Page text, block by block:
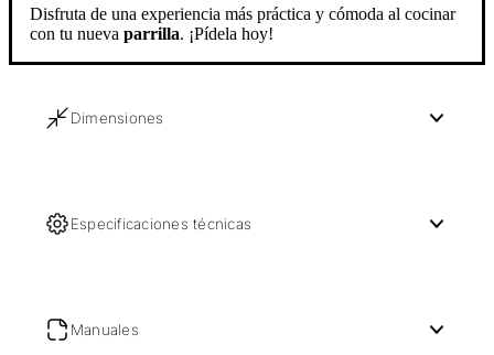
Disfruta de una experiencia más práctica y cómoda al cocinar
con tu nueva parrilla. ¡Pídela hoy!
Dimensiones
Especificaciones técnicas
Manuales